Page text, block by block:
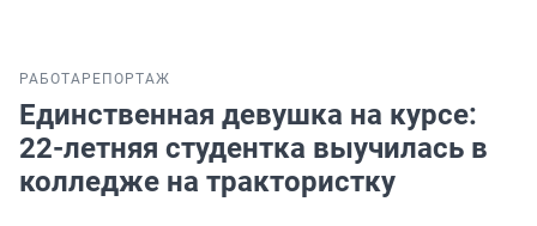
РАБОТА РЕПОРТАЖ
Единственная девушка на курсе:
22-летняя студентка выучилась в
колледже на трактористку